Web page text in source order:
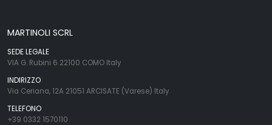
MARTINOLI SCRL
SEDE LEGALE
VIA G. Rubini 6 22100 COMO Italy
INDIRIZZO
Via Ceriana, 12A 21051 ARCISATE (Varese) Italy
TELEFONO
+39 0332 1570110